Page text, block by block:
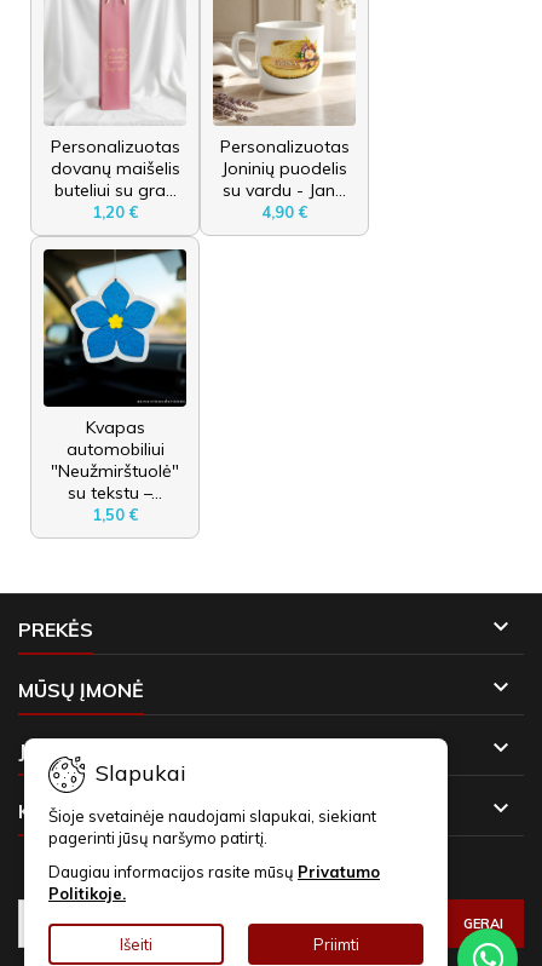
Personalizuotas
dovanų maišelis
buteliui su gra...
1,20 €
Personalizuotas
Joninių puodelis
su vardu - Jan...
4,90 €
Kvapas
automobiliui
"Neužmirštuolė"
su tekstu –...
1,50 €
PREKĖS 
MŪSŲ ĮMONĖ 
JŪSŲ PASKYRA 
KONTAKTAI 
Slapukai
Šioje svetainėje naudojami slapukai, siekiant
pagerinti jūsų naršymo patirtį.
Daugiau informacijos rasite mūsų Privatumo
Politikoje.
Išeiti Priimti
NAUJIENLAIŠKIAI